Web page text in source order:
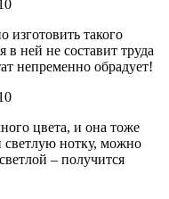
изготовить такого
в ней не составит труда
непременно обрадует!
цвета, и она тоже
светлую нотку, можно
– получится